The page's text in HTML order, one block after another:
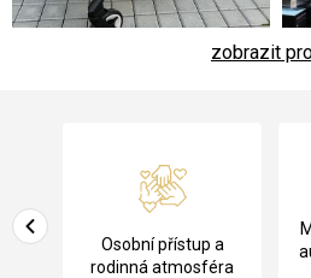
zobrazit
a
Osobní přístup a
rodinná atmosféra